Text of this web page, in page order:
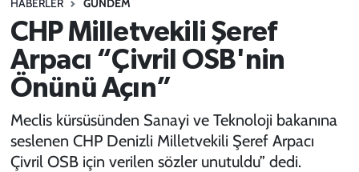
HABERLER GÜNDEM
CHP Milletvekili Şeref
Arpacı “Çivril OSB'nin
Önünü Açın”
Meclis kürsüsünden Sanayi ve Teknoloji bakanına
seslenen CHP Denizli Milletvekili Şeref Arpacı
Çivril OSB için verilen sözler unutuldu” dedi.
SPOR
TEKNOLOJİ
YAŞAM